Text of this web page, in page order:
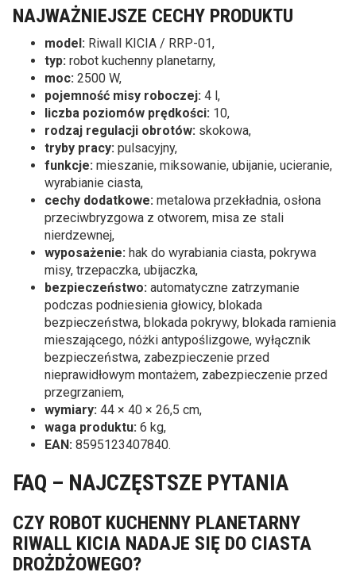
NAJWAŻNIEJSZE CECHY PRODUKTU
model: Riwall KICIA / RRP-01,
typ: robot kuchenny planetarny,
moc: 2500 W,
pojemność misy roboczej: 4 l,
liczba poziomów prędkości: 10,
rodzaj regulacji obrotów: skokowa,
tryby pracy: pulsacyjny,
funkcje: mieszanie, miksowanie, ubijanie, ucieranie,
wyrabianie ciasta,
cechy dodatkowe: metalowa przekładnia, osłona
przeciwbryzgowa z otworem, misa ze stali
nierdzewnej,
wyposażenie: hak do wyrabiania ciasta, pokrywa
misy, trzepaczka, ubijaczka,
bezpieczeństwo: automatyczne zatrzymanie
podczas podniesienia głowicy, blokada
bezpieczeństwa, blokada pokrywy, blokada ramienia
mieszającego, nóżki antypoślizgowe, wyłącznik
bezpieczeństwa, zabezpieczenie przed
nieprawidłowym montażem, zabezpieczenie przed
przegrzaniem,
wymiary: 44 × 40 × 26,5 cm,
waga produktu: 6 kg,
EAN: 8595123407840.
FAQ – NAJCZĘSTSZE PYTANIA
CZY ROBOT KUCHENNY PLANETARNY
RIWALL KICIA NADAJE SIĘ DO CIASTA
DROŻDŻOWEGO?